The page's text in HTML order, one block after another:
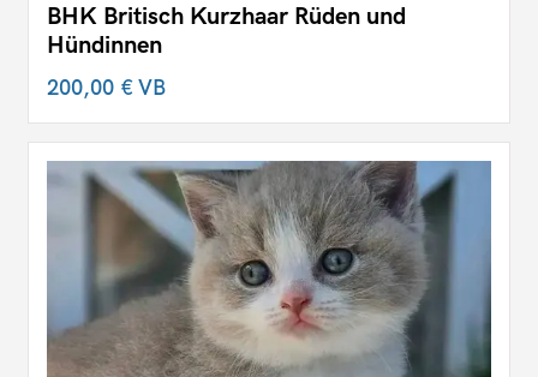
BHK Britisch Kurzhaar Rüden und
Hündinnen
200,00 €VB